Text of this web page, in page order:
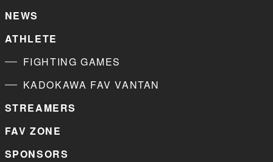
NEWS
ATHLETE
FIGHTING GAMES
KADOKAWA FAV VANTAN
STREAMERS
FAV ZONE
SPONSORS